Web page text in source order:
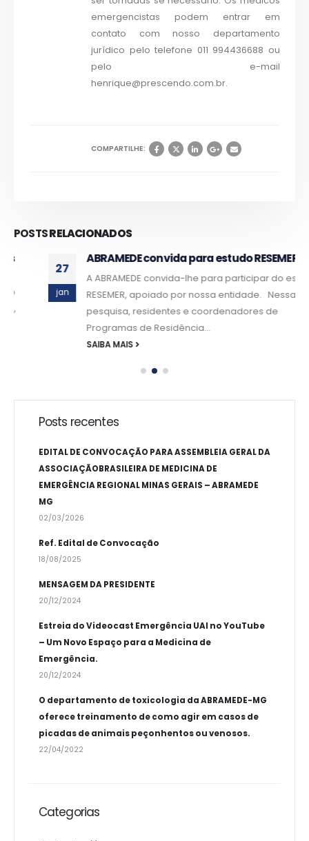
emergencistas podem entrar em
contato com nosso departamento
jurídico pelo telefone 011 994436688 ou
pelo e-mail
henrique@prescendo.com.br.
COMPARTILHE:
POSTSRELACIONADOS
ABRAMEDE convida para estudo RESEMER
A ABRAMEDE convida-lhe para participar do estudo
RESEMER, apoiado por nossa entidade. Nessa
pesquisa, residentes e coordenadores de
Programas de Residência...
SAIBA MAIS
Posts recentes
EDITAL DE CONVOCAÇÃO PARA ASSEMBLEIA GERAL DA
ASSOCIAÇÃOBRASILEIRA DE MEDICINA DE
EMERGÊNCIA REGIONAL MINAS GERAIS – ABRAMEDE
MG
02/03/2026
Ref. Edital de Convocação
18/08/2025
MENSAGEM DA PRESIDENTE
20/12/2024
Estreia do Videocast Emergência UAI no YouTube
– Um Novo Espaço para a Medicina de
Emergência.
20/12/2024
O departamento de toxicologia da ABRAMEDE-MG
oferece treinamento de como agir em casos de
picadas de animais peçonhentos ou venosos.
22/04/2022
Categorias